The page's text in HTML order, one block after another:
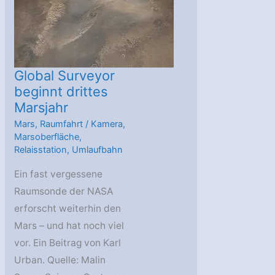
Eisdecken
Global Surveyor
beginnt drittes
Marsjahr
Mars, Raumfahrt / Kamera,
Marsoberfläche,
Relaisstation, Umlaufbahn
Ein fast vergessene
Raumsonde der NASA
erforscht weiterhin den
Mars – und hat noch viel
vor. Ein Beitrag von Karl
Urban. Quelle: Malin